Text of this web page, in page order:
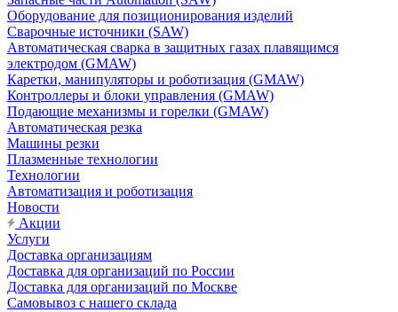
Оборудование для позиционирования изделий
Сварочные источники (SAW)
Автоматическая сварка в защитных газах плавящимся
электродом (GMAW)
Каретки, манипуляторы и роботизация (GMAW)
Контроллеры и блоки управления (GMAW)
Подающие механизмы и горелки (GMAW)
Автоматическая резка
Машины резки
Плазменные технологии
Технологии
Автоматизация и роботизация
Новости
Акции
Услуги
Доставка организациям
Доставка для организаций по России
Доставка для организаций по Москве
Самовывоз с нашего склада